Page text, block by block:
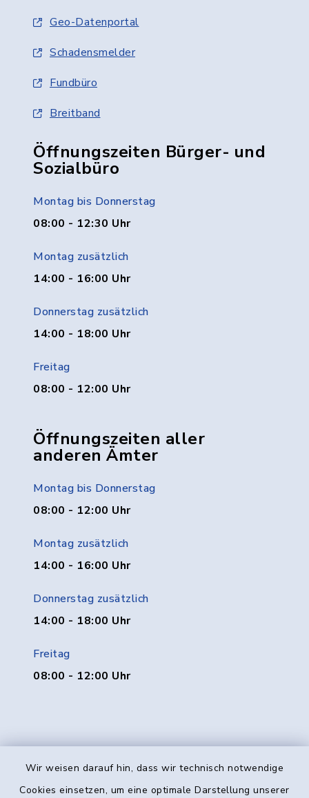
Wir weisen darauf hin, dass wir technisch notwendige
Cookies einsetzen, um eine optimale Darstellung unserer
Geo-Datenportal
Schadensmelder
Fundbüro
Breitband
Öffnungszeiten Bürger- und
Sozialbüro
Montag bis Donnerstag
08:00 - 12:30 Uhr
Montag zusätzlich
14:00 - 16:00 Uhr
Donnerstag zusätzlich
14:00 - 18:00 Uhr
Freitag
08:00 - 12:00 Uhr
Öffnungszeiten aller
anderen Ämter
Montag bis Donnerstag
08:00 - 12:00 Uhr
Montag zusätzlich
14:00 - 16:00 Uhr
Donnerstag zusätzlich
14:00 - 18:00 Uhr
Freitag
08:00 - 12:00 Uhr
Kontakt